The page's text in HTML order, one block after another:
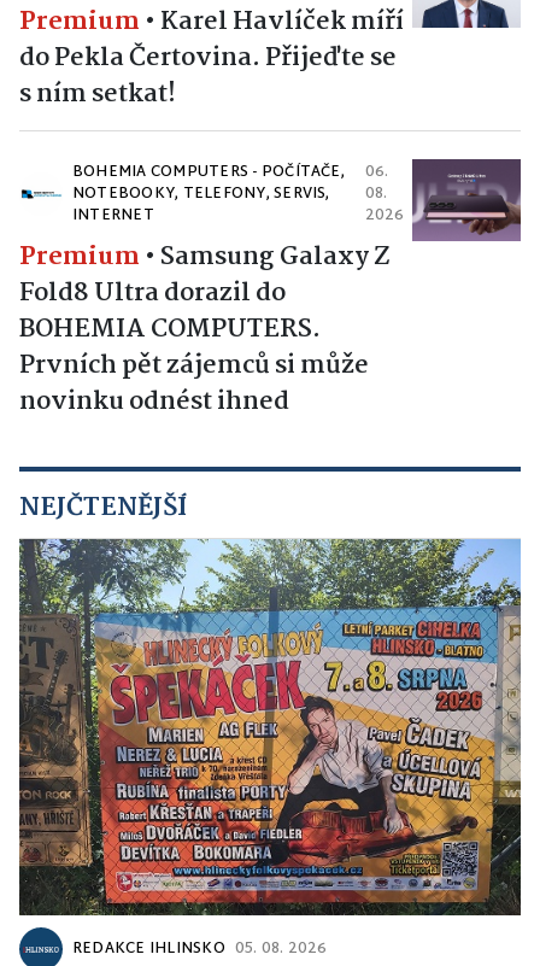
Premium • Karel Havlíček míří
do Pekla Čertovina. Přijeďte se
s ním setkat!
BOHEMIA COMPUTERS - POČÍTAČE,
NOTEBOOKY, TELEFONY, SERVIS,
INTERNET
06.
08.
2026
Premium • Samsung Galaxy Z
Fold8 Ultra dorazil do
BOHEMIA COMPUTERS.
Prvních pět zájemců si může
novinku odnést ihned
NEJČTENĚJŠÍ
REDAKCE IHLINSKO 05. 08. 2026